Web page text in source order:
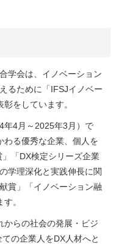
学会は、イノベーション
るために「IFSJイノベー
をしています。
年4月～2025年3月）で
る優秀な企業、個人を
「DX検定シリーズ企業
学理深化と実践伸長に関
賞」「イノベーション融
。
らの社会の発展・ビジ
の企業人をDX人材へと